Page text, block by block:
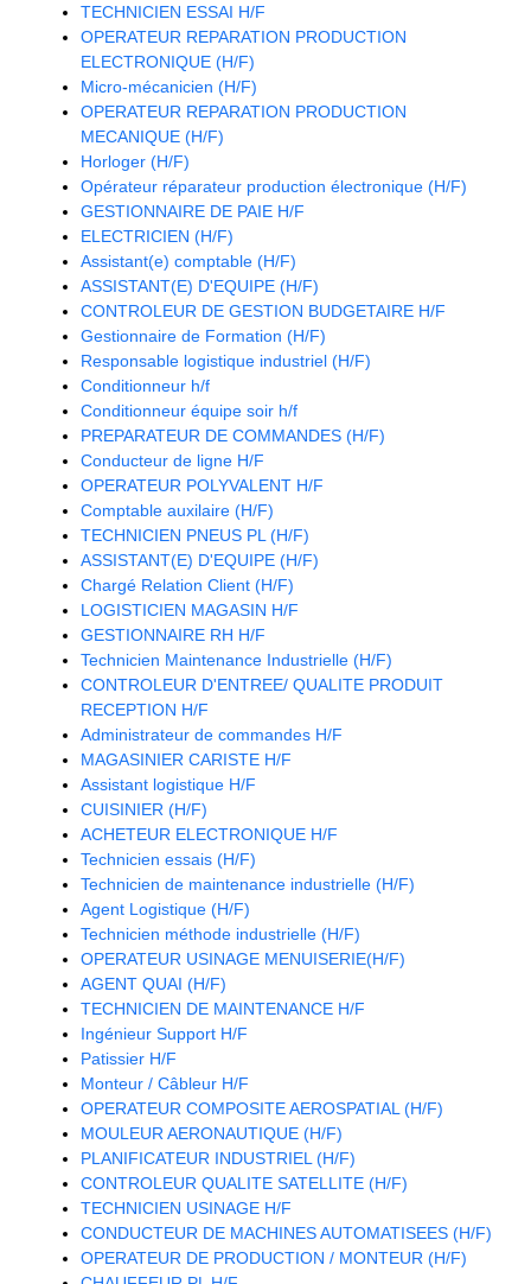
TECHNICIEN ESSAI H/F
OPERATEUR REPARATION PRODUCTION
ELECTRONIQUE (H/F)
Micro-mécanicien (H/F)
OPERATEUR REPARATION PRODUCTION
MECANIQUE (H/F)
Horloger (H/F)
Opérateur réparateur production électronique (H/F)
GESTIONNAIRE DE PAIE H/F
ELECTRICIEN (H/F)
Assistant(e) comptable (H/F)
ASSISTANT(E) D'EQUIPE (H/F)
CONTROLEUR DE GESTION BUDGETAIRE H/F
Gestionnaire de Formation (H/F)
Responsable logistique industriel (H/F)
Conditionneur h/f
Conditionneur équipe soir h/f
PREPARATEUR DE COMMANDES (H/F)
Conducteur de ligne H/F
OPERATEUR POLYVALENT H/F
Comptable auxilaire (H/F)
TECHNICIEN PNEUS PL (H/F)
ASSISTANT(E) D'EQUIPE (H/F)
Chargé Relation Client (H/F)
LOGISTICIEN MAGASIN H/F
GESTIONNAIRE RH H/F
Technicien Maintenance Industrielle (H/F)
CONTROLEUR D'ENTREE/ QUALITE PRODUIT
RECEPTION H/F
Administrateur de commandes H/F
MAGASINIER CARISTE H/F
Assistant logistique H/F
CUISINIER (H/F)
ACHETEUR ELECTRONIQUE H/F
Technicien essais (H/F)
Technicien de maintenance industrielle (H/F)
Agent Logistique (H/F)
Technicien méthode industrielle (H/F)
OPERATEUR USINAGE MENUISERIE(H/F)
AGENT QUAI (H/F)
TECHNICIEN DE MAINTENANCE H/F
Ingénieur Support H/F
Patissier H/F
Monteur / Câbleur H/F
OPERATEUR COMPOSITE AEROSPATIAL (H/F)
MOULEUR AERONAUTIQUE (H/F)
PLANIFICATEUR INDUSTRIEL (H/F)
CONTROLEUR QUALITE SATELLITE (H/F)
TECHNICIEN USINAGE H/F
CONDUCTEUR DE MACHINES AUTOMATISEES (H/F)
OPERATEUR DE PRODUCTION / MONTEUR (H/F)